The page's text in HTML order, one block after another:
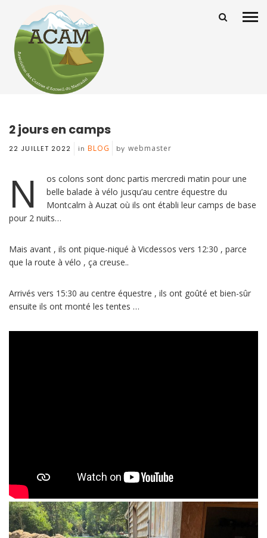
2 jours en camps
22 JUILLET 2022 in BLOG by webmaster
N
os colons sont donc partis mercredi matin pour une
belle balade à vélo jusqu’au centre équestre du
Montcalm à Auzat où ils ont établi leur camps de base
pour 2 nuits…
Mais avant , ils ont pique-niqué à Vicdessos vers 12:30 , parce
que la route à vélo , ça creuse..
Arrivés vers 15:30 au centre équestre , ils ont goûté et bien-sûr
ensuite ils ont monté les tentes …